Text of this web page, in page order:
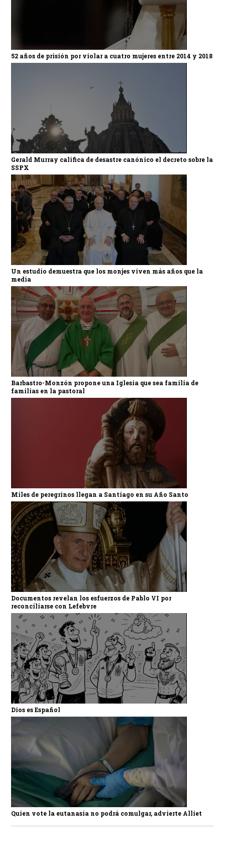
52 años de prisión por violar a cuatro mujeres entre 2014 y 2018
Gerald Murray califica de desastre canónico el decreto sobre la
SSPX
Un estudio demuestra que los monjes viven más años que la
media
Barbastro-Monzón propone una Iglesia que sea familia de
familias en la pastoral
Miles de peregrinos llegan a Santiago en su Año Santo
Documentos revelan los esfuerzos de Pablo VI por
reconciliarse con Lefebvre
Dios es Español
Quien vote la eutanasia no podrá comulgar, advierte Alliet